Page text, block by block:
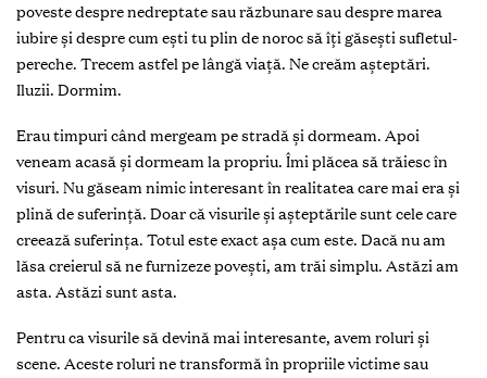
poveste despre nedreptate sau răzbunare sau despre marea
iubire și despre cum ești tu plin de noroc să îţi găsești sufletul-
pereche. Trecem astfel pe lângă viaţă. Ne creăm așteptări.
Iluzii. Dormim.
Erau timpuri când mergeam pe stradă și dormeam. Apoi
veneam acasă și dormeam la propriu. Îmi plăcea să trăiesc în
visuri. Nu găseam nimic interesant în realitatea care mai era și
plină de suferinţă. Doar că visurile și așteptările sunt cele care
creează suferinţa. Totul este exact așa cum este. Dacă nu am
lăsa creierul să ne furnizeze povești, am trăi simplu. Astăzi am
asta. Astăzi sunt asta.
Pentru ca visurile să devină mai interesante, avem roluri și
scene. Aceste roluri ne transformă în propriile victime sau